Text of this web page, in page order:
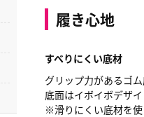
履き心地
すべりにくい底材
グリップ力があるゴ
底面はイボイボデザ
※滑りにくい底材を使